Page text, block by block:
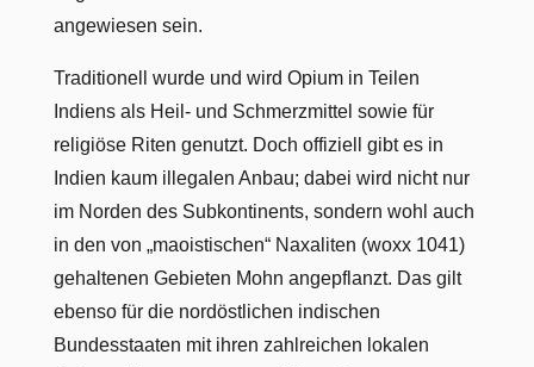
angewiesen sein.
Traditionell wurde und wird Opium in Teilen
Indiens als Heil- und Schmerzmittel sowie für
religiöse Riten genutzt. Doch offiziell gibt es in
Indien kaum illegalen Anbau; dabei wird nicht nur
im Norden des Subkontinents, sondern wohl auch
in den von „maoistischen“ Naxaliten (woxx 1041)
gehaltenen Gebieten Mohn angepflanzt. Das gilt
ebenso für die nordöstlichen indischen
Bundesstaaten mit ihren zahlreichen lokalen